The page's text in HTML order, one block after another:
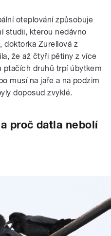
oteplování způsobuje
studii, kterou nedávno
doktorka Zurellová z
že až čtyři pětiny z více
ptačích druhů trpí úbytkem
musí na jaře a na podzim
doposud zvyklé.
proč datla nebolí